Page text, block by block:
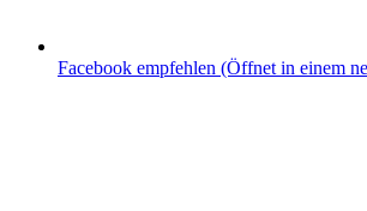
Facebook empfehlen (Öffnet in einem